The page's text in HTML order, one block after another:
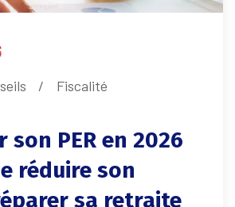
Fiscalité
son PER en 2026
réduire son
sa retraite